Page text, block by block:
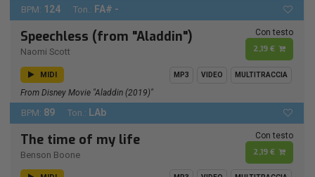
BPM: 124 Ton.: FA# -
Speechless (from "Aladdin")
Naomi Scott
Con testo
2,19 €
MIDI MP3 VIDEO MULTITRACCIA
From Disney Movie "Aladdin (2019)"
BPM: 89 Ton.: LAb
The time of my life
Benson Boone
Con testo
2,19 €